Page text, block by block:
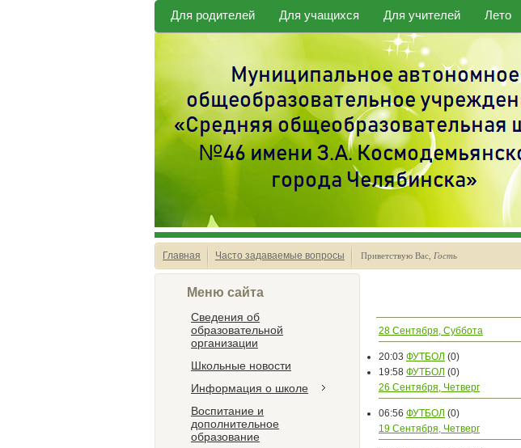
Для родителей Для учащихся Для учителей Лето
Главная Часто задаваемые вопросы Приветствую Вас Гость
Меню сайта
Сведения об
образовательной
организации
Школьные новости
Информация о школе
Воспитание и
дополнительное
образование
28 Сентября, Суббота
20:03 ФУТБОЛ (0)
19:58 ФУТБОЛ (0)
26 Сентября, Четверг
06:56 ФУТБОЛ (0)
19 Сентября, Четверг